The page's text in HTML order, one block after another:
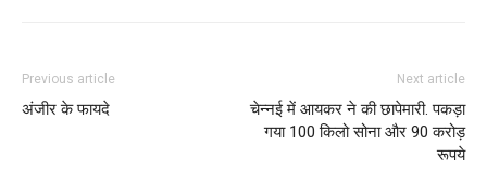
Previous article
अंजीर के फायदे
Next article
चेन्नई में आयकर ने की छापेमारी. पकड़ा
गया 100 किलो सोना और 90 करोड़
रूपये